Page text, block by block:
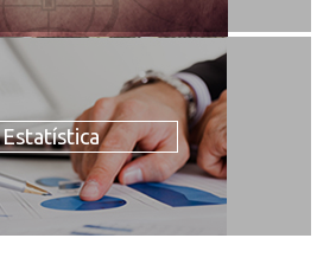
Estatística